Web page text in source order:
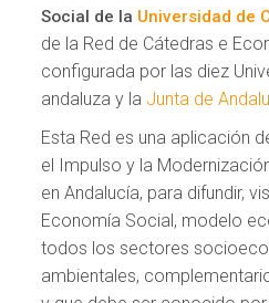
Social de la Universidad de
de la Red de Cátedras e
configurada por las diez
andaluza y la Junta de
Esta Red es una aplicación
el Impulso y la
en Andalucía, para difundir,
Economía Social, modelo
todos los sectores
ambientales,